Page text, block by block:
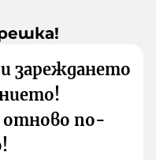
зареждането
по-